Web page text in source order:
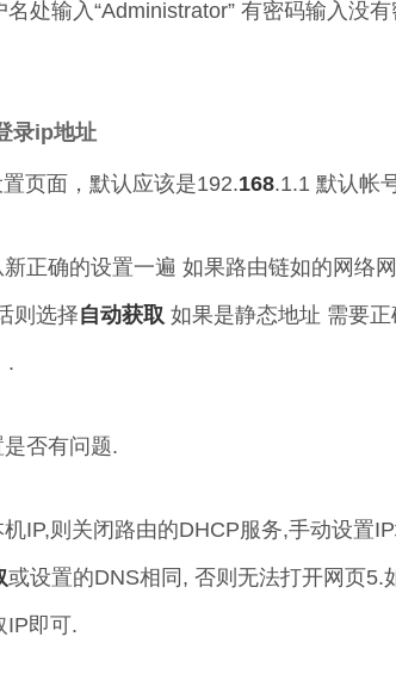
处输入“Administrator” 有密码输入没
录ip地址
页面，默认应该是192.168.1.1 默认帐
正确的设置一遍 如果路由链如的网络
则选择自动获取 如果是静态地址 需要
.
否有问题.
IP,则关闭路由的DHCP服务,手动设置
或设置的DNS相同, 否则无法打开网页5.
IP即可.